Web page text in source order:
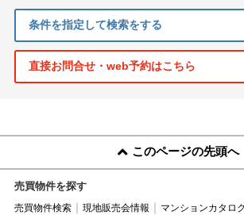
条件を指定して検索をする
直接お問合せ・web予約はこちら
このページの先頭へ
売買物件を探す
売買物件検索 現地販売会情報 マンションカタロ